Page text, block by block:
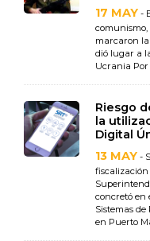
17 MAY -
comunismo,
marcaron
dió lugar a
Ucrania Por
Riesgo
la
Digital
13 MAY -
concretó en
Sistemas de
en Puerto